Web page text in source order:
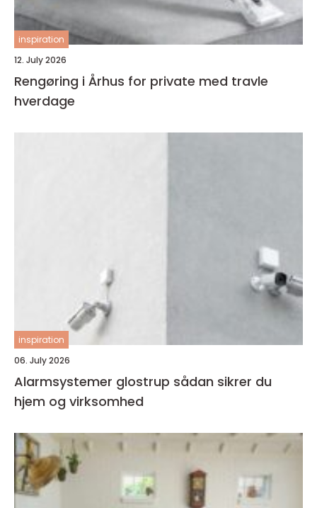
inspiration
12. July 2026
Rengøring i Århus for private med travle
hverdage
inspiration
06. July 2026
Alarmsystemer glostrup sådan sikrer du
hjem og virksomhed